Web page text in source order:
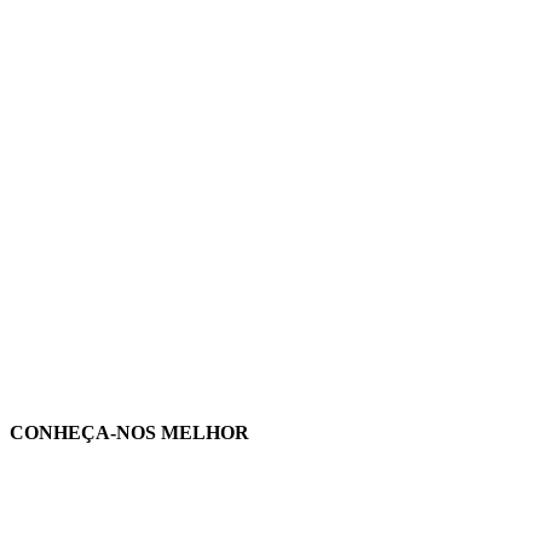
CONHEÇA-NOS MELHOR